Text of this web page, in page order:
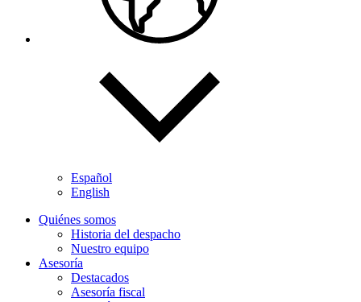
Español
English
Quiénes somos
Historia del despacho
Nuestro equipo
Asesoría
Destacados
Asesoría fiscal